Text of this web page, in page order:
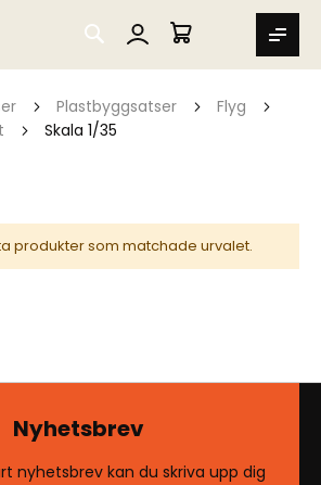
SEARCH
MIN VARUKORG
Plastbyggsatser
Flyg
Skala 1/35
produkter som matchade urvalet.
Nyhetsbrev
nyhetsbrev kan du skriva upp dig